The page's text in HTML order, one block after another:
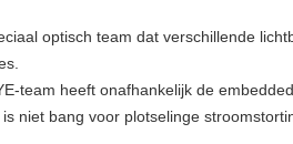
optisch team dat verschillende
team heeft onafhankelijk de
niet bang voor plotselinge